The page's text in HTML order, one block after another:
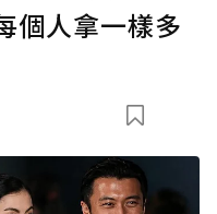
個人拿一樣多